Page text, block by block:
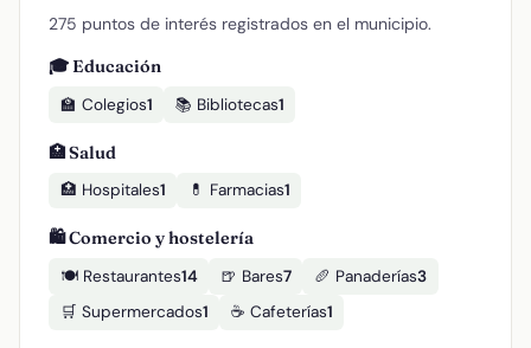
275 puntos de interés registrados en el municipio.
🎓 Educación
🏫 Colegios1 📚 Bibliotecas1
🏥 Salud
🏥 Hospitales1 💊 Farmacias1
🛍️ Comercio y hostelería
🍽️ Restaurantes14 🍺 Bares7 🥖 Panaderías3
🛒 Supermercados1 ☕ Cafeterías1